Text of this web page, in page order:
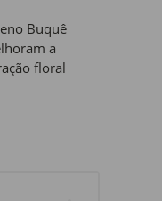
Buquê
a
floral